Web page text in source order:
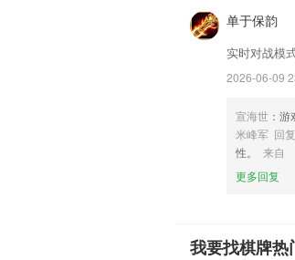
单于保韵
实时对战模
2026-06-09
宣海世 ：
米峰军 回
性。
来自
更多回复
我要找棋牌热